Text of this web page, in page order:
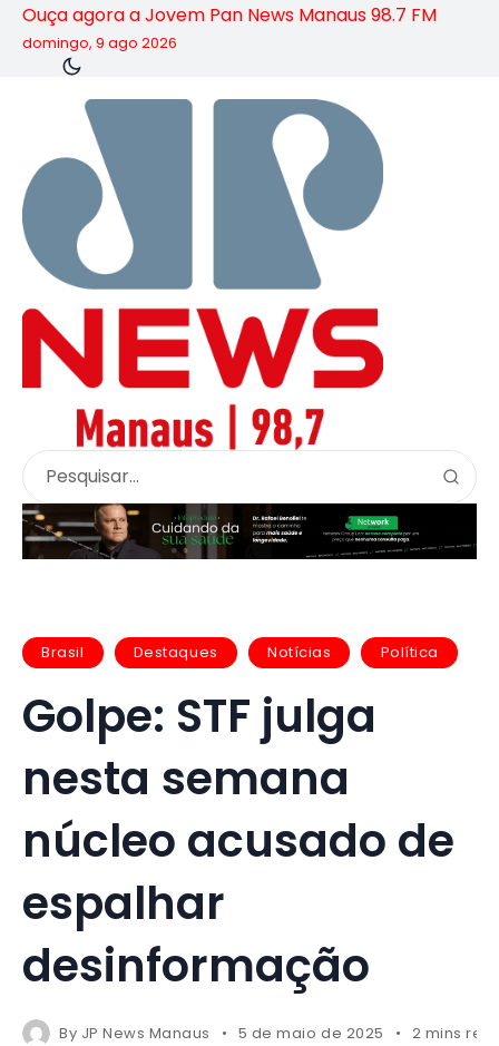
Ouça agora a Jovem Pan News Manaus 98.7 FM
domingo, 9 ago 2026
Brasil Destaques Notícias Política
Golpe: STF julga
nesta semana
núcleo acusado de
espalhar
desinformação
By JP News Manaus 5 de maio de 2025 2 mins